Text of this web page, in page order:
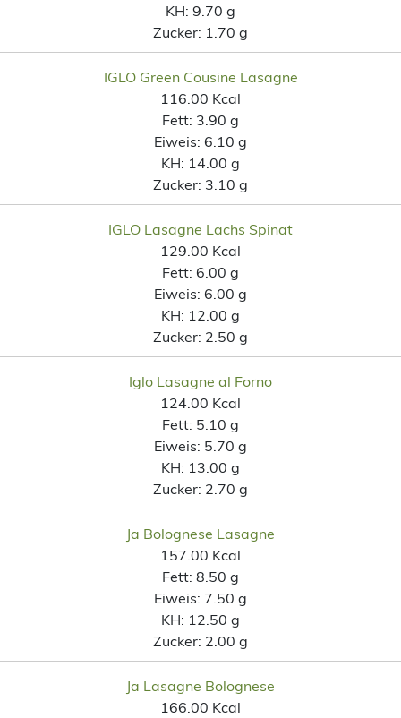
KH: 9.70 g
Zucker: 1.70 g
IGLO Green Cousine Lasagne
116.00 Kcal
Fett: 3.90 g
Eiweis: 6.10 g
KH: 14.00 g
Zucker: 3.10 g
IGLO Lasagne Lachs Spinat
129.00 Kcal
Fett: 6.00 g
Eiweis: 6.00 g
KH: 12.00 g
Zucker: 2.50 g
Iglo Lasagne al Forno
124.00 Kcal
Fett: 5.10 g
Eiweis: 5.70 g
KH: 13.00 g
Zucker: 2.70 g
Ja Bolognese Lasagne
157.00 Kcal
Fett: 8.50 g
Eiweis: 7.50 g
KH: 12.50 g
Zucker: 2.00 g
Ja Lasagne Bolognese
166.00 Kcal